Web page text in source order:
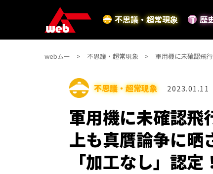
不思議・超常現象 歴
webムー 不思議・超常現象 軍用機に未確認飛
不思議・超常現象 2023.01.11
軍用機に未確認飛
上も真贋論争に晒
「加工なし」認定